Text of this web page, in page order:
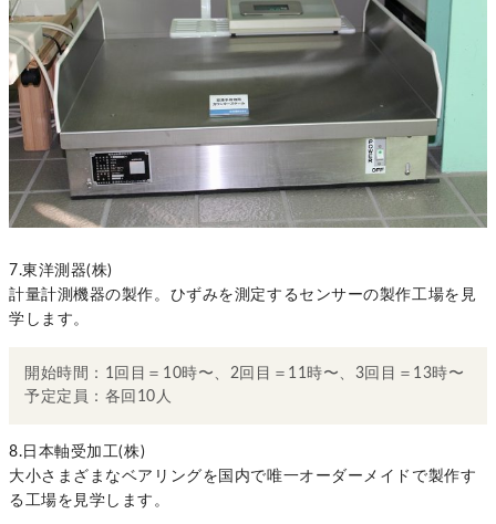
7.東洋測器(株)
計量計測機器の製作。ひずみを測定するセンサーの製作工場を見
学します。
開始時間：1回目＝10時〜、2回目＝11時〜、3回目＝13時〜
予定定員：各回10人
8.日本軸受加工(株)
大小さまざまなベアリングを国内で唯一オーダーメイドで製作す
る工場を見学します。